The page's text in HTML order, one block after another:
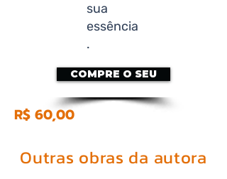
sua
essência
.
COMPRE O SEU
R$ 60,00
Outras obras da autora